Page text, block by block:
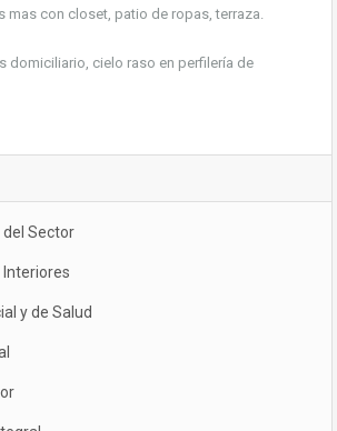
mas con closet, patio de ropas, terraza.
domiciliario, cielo raso en perfilería de
Sector
y de Salud